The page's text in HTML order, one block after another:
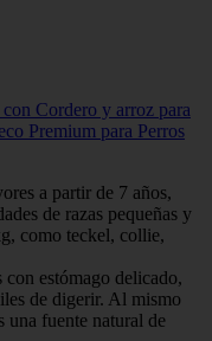
Cordero y arroz para
Premium para Perros
a partir de 7 años,
de razas pequeñas y
como teckel, collie,
con estómago delicado,
de digerir. Al mismo
una fuente natural de